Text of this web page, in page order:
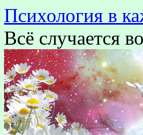
Психология в
Всё случается